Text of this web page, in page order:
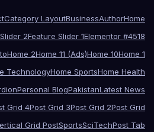
Home
Author
Business
Category Layout
Elementor #4518
Feature Slider 1
Slider 2
Home 1
Home 10
Home 11 (Ads)
Home 2
Home Health
Home Sports
Technology
Latest News
Pakistan
Personal Blog
Post Grid
Post Grid 2
Post Grid 3
Grid 4
Post Tab
SciTech
Sports
Vertical Grid Post